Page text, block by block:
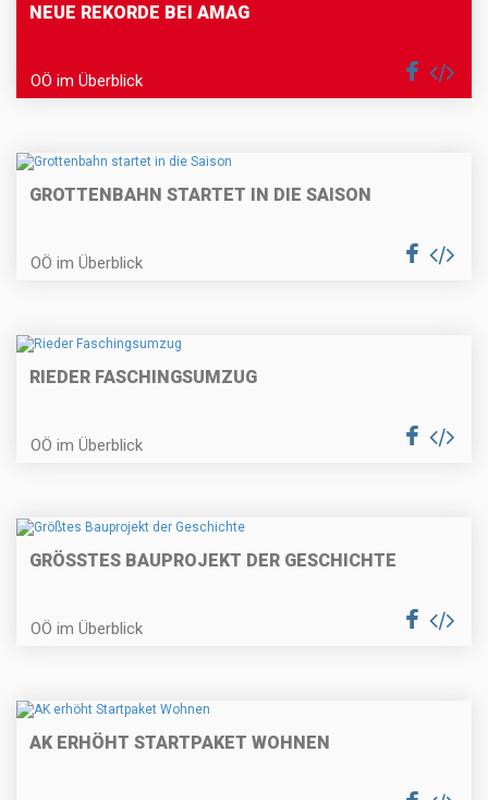
NEUE REKORDE BEI AMAG
OÖ im Überblick
GROTTENBAHN STARTET IN DIE SAISON
OÖ im Überblick
RIEDER FASCHINGSUMZUG
OÖ im Überblick
GRÖSSTES BAUPROJEKT DER GESCHICHTE
OÖ im Überblick
AK ERHÖHT STARTPAKET WOHNEN